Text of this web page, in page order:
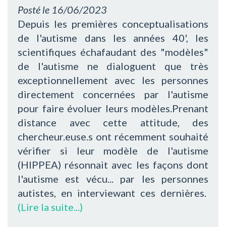
Posté le 16/06/2023
Depuis les premières conceptualisations
de l'autisme dans les années 40', les
scientifiques échafaudant des "modèles"
de l'autisme ne dialoguent que très
exceptionnellement avec les personnes
directement concernées par l'autisme
pour faire évoluer leurs modèles.Prenant
distance avec cette attitude, des
chercheur.euse.s ont récemment souhaité
vérifier si leur modèle de l'autisme
(HIPPEA) résonnait avec les façons dont
l'autisme est vécu... par les personnes
autistes, en interviewant ces dernières.
(Lire la suite...)